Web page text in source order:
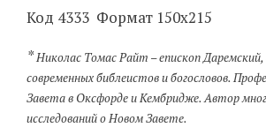
Код 4333 Формат 150х215
*Николас Томас Райт – епископ Даремский,
современных библеистов и богословов.
Завета в Оксфорде и Кембридже. Автор
исследований о Новом Завете.